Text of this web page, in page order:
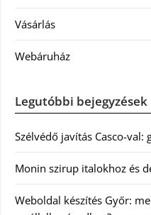
Vásárlás
Webáruház
Legutóbbi bejegyzések
Szélvédő javítás Casco-val:
Monin szirup italokhoz és
Weboldal készítés Győr: